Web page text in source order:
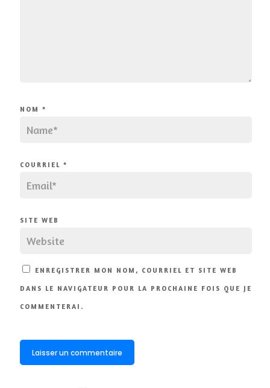
NOM *
COURRIEL *
SITE WEB
ENREGISTRER MON NOM, COURRIEL ET SITE WEB
DANS LE NAVIGATEUR POUR LA PROCHAINE FOIS QUE JE
COMMENTERAI.